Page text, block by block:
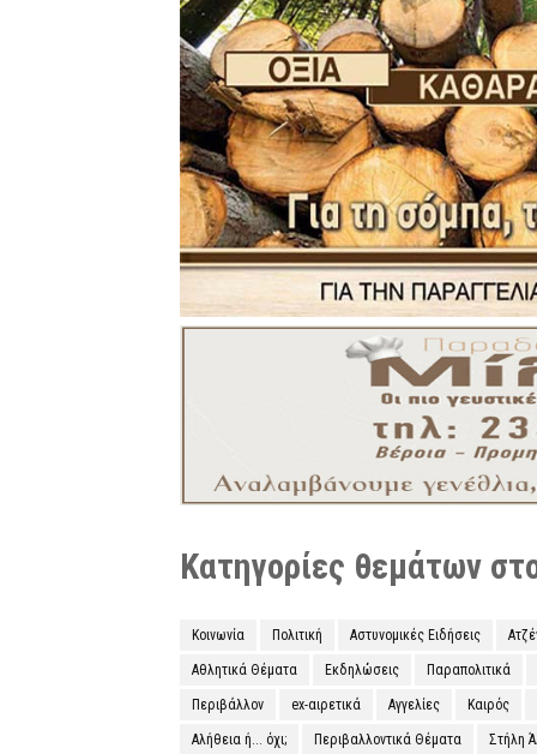
Κατηγορίες θεμάτων
Κοινωνία Πολιτική Αστυνομικές Ειδήσεις
Αθλητικά Θέματα Εκδηλώσεις Παραπολιτικά
Περιβάλλον ex-αιρετικά Αγγελίες Καιρός
Αλήθεια ή... όχι; Περιβαλλοντικά Θέματα Στήλη